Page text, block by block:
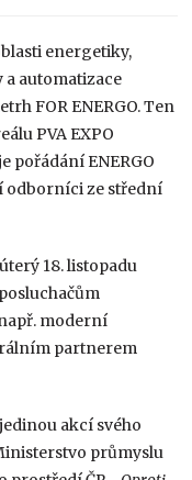
energetiky,
automatizace
FOR ENERGO. Ten
PVA EXPO
pořádání ENERGO
odborníci ze střední
18. listopadu
moderní
partnerem
akcí svého
průmyslu